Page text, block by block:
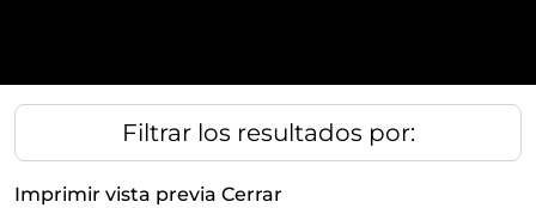
Filtrar los resultados por:
Imprimir vista previa Cerrar